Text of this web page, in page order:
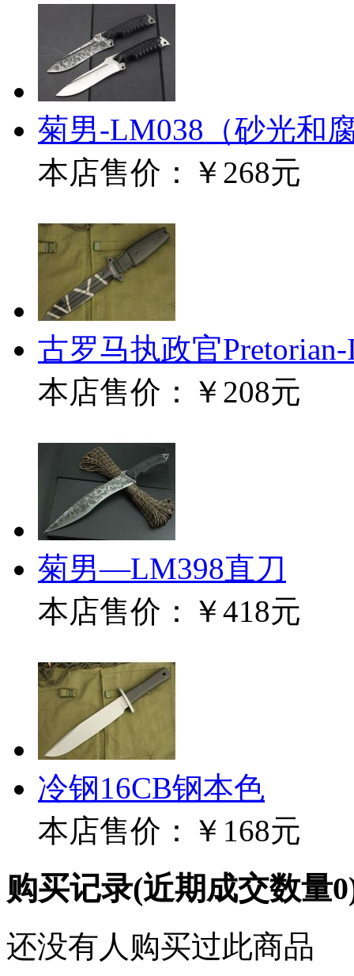
菊男-LM038（砂光和
本店售价：
￥268元
古罗马执政官
本店售价：
￥208元
菊男—LM398直刀
本店售价：
￥418元
冷钢16CB钢本色
本店售价：
￥168元
购买记录(近期成交数量0
还没有人购买过此商品